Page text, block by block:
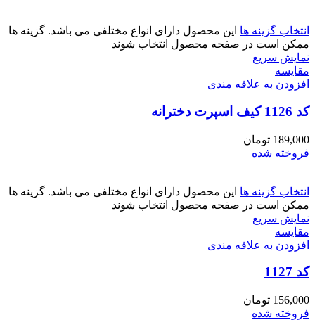
انتخاب گزینه ها این محصول دارای انواع مختلفی می باشد. گزینه ها
ممکن است در صفحه محصول انتخاب شوند
نمایش سریع
مقايسه
افزودن به علاقه مندی
کد 1126 کیف اسپرت دخترانه
189,000 تومان
فروخته شده
انتخاب گزینه ها این محصول دارای انواع مختلفی می باشد. گزینه ها
ممکن است در صفحه محصول انتخاب شوند
نمایش سریع
مقايسه
افزودن به علاقه مندی
کد 1127
156,000 تومان
فروخته شده